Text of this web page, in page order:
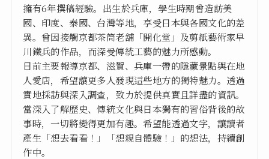
擁有6年撰稿經驗。出生於兵庫，學生時期曾造訪美
國、印度、泰國、台灣等地，享受日本與各國文化的差
異。曾因接觸京都茶筒老舖「開化堂」及剪紙藝術家早
川鐵兵的作品，而深受傳統工藝的魅力所感動。
目前主要報導京都、滋賀、兵庫一帶的隱藏景點與在地
人愛店，希望讓更多人發現這些地方的獨特魅力。透過
實地採訪與深入調查，致力於提供真實且詳盡的資訊。
當深入了解歷史、傳統文化與日本獨有的習俗背後的故
事時，一切將變得更加有趣。希望能透過文字，讓讀者
產生「想去看看！」「想親自體驗！」的想法，持續創
作中。